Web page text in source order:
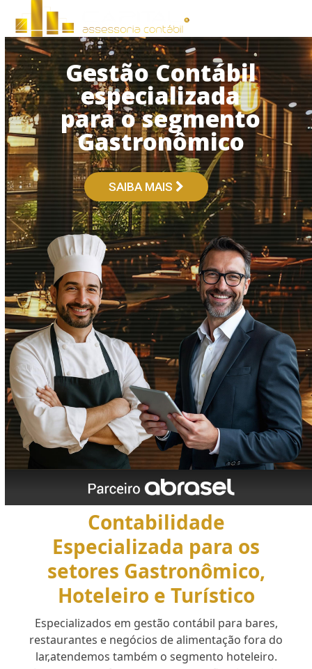
content
Open
mobile
menu
Close
mobile
menu
Gestão Contábil
especializada
para o segmento
Gastronômico
SAIBA MAIS
Contabilidade
Especializada para os
setores Gastronômico,
Hoteleiro e Turístico
Especializados em gestão contábil para bares,
restaurantes e negócios de alimentação fora do
lar,atendemos também o segmento hoteleiro.